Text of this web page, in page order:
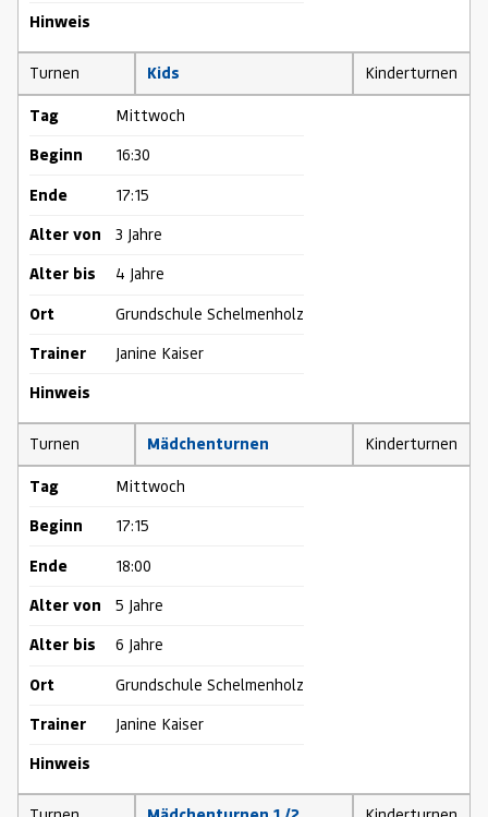
Hinweis
Turnen Kids Kinderturnen
Tag Mittwoch
Beginn 16:30
Ende 17:15
Alter von 3 Jahre
Alter bis 4 Jahre
Ort Grundschule Schelmenholz
Trainer Janine Kaiser
Hinweis
Turnen Mädchenturnen Kinderturnen
Tag Mittwoch
Beginn 17:15
Ende 18:00
Alter von 5 Jahre
Alter bis 6 Jahre
Ort Grundschule Schelmenholz
Trainer Janine Kaiser
Hinweis